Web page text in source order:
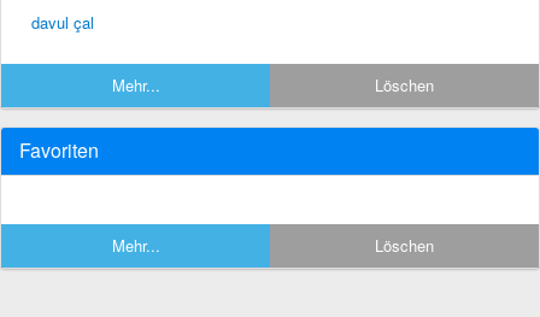
davul çal
Mehr... Löschen
Favoriten
Mehr... Löschen